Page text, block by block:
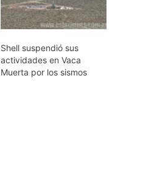
Shell suspendió sus
actividades en Vaca
Muerta por los sismos